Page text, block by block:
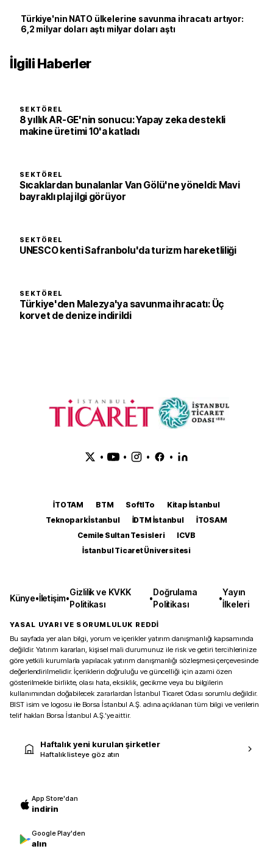
Türkiye'nin NATO ülkelerine savunma ihracatı artıyor:
6,2 milyar doları aştı milyar doları aştı
İlgili Haberler
SEKTÖREL
8 yıllık AR-GE'nin sonucu: Yapay zeka destekli
makine üretimi 10'a katladı
SEKTÖREL
Sıcaklardan bunalanlar Van Gölü'ne yöneldi: Mavi
bayraklı plaj ilgi görüyor
SEKTÖREL
UNESCO kenti Safranbolu'da turizm hareketliliği
SEKTÖREL
Türkiye'den Malezya'ya savunma ihracatı: Üç
korvet de denize indirildi
• • • •
İTOTAM BTM SoftITo
Kitap İstanbul
Teknopark İstanbul
İDTM İstanbul
İTOSAM
Cemile Sultan Tesisleri
ICVB
İstanbul Ticaret Üniversitesi
Künye•İletişim•
Gizlilik ve KVKK
Politikası
•
Doğrulama
Politikası
•
Yayın
İlkeleri
YASAL UYARI VE SORUMLULUK REDDİ
Bu sayfada yer alan bilgi, yorum ve içerikler yatırım danışmanlığı kapsamında
değildir. Yatırım kararları, kişisel mali durumunuz ile risk ve getiri tercihlerinize
göre yetkili kurumlarla yapılacak yatırım danışmanlığı sözleşmesi çerçevesinde
değerlendirilmelidir. İçeriklerin doğruluğu ve güncelliği için azami özen
gösterilmekle birlikte, olası hata, eksiklik, gecikme veya bu bilgilerin
kullanımından doğabilecek zararlardan İstanbul Ticaret Odası sorumlu değildir.
BIST isim ve logosu ile Borsa İstanbul A.Ş. adına açıklanan tüm bilgi ve verilerin
telif hakları Borsa İstanbul A.Ş.’ye aittir.
Haftalık yeni kurulan şirketler
Haftalık listeye göz atın
App Store'dan
indirin
Google Play'den
alın